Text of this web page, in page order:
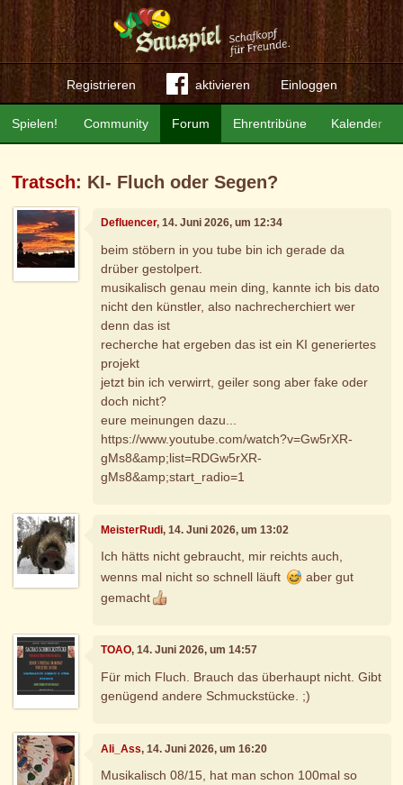
Registrieren aktivieren Einloggen
Community Forum Ehrentribüne Kalender
Spielen!
Tratsch: KI- Fluch oder Segen?
Defluencer, 14. Juni 2026, um 12:34
beim stöbern in you tube bin ich gerade da
drüber gestolpert.
musikalisch genau mein ding, kannte ich bis dato
nicht den künstler, also nachrecherchiert wer
denn das ist
recherche hat ergeben das ist ein KI generiertes
projekt
jetzt bin ich verwirrt, geiler song aber fake oder
doch nicht?
eure meinungen dazu...
https://www.youtube.com/watch?v=Gw5rXR-
gMs8&amp;list=RDGw5rXR-
gMs8&amp;start_radio=1
MeisterRudi, 14. Juni 2026, um 13:02
Ich hätts nicht gebraucht, mir reichts auch,
wenns mal nicht so schnell läuft
aber gut
gemacht
TOAO, 14. Juni 2026, um 14:57
Für mich Fluch. Brauch das überhaupt nicht. Gibt
genügend andere Schmuckstücke. ;)
Ali_Ass, 14. Juni 2026, um 16:20
Musikalisch 08/15, hat man schon 100mal so